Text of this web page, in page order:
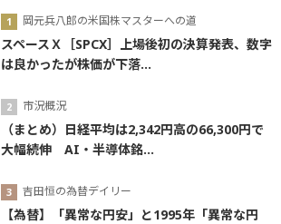
岡元兵八郎の米国株マスターへの道
スペースＸ［SPCX］上場後初の決算発表、数字
は良かったが株価が下落...
市況概況
（まとめ）日経平均は2,342円高の66,300円で
大幅続伸 AI・半導体銘...
吉田恒の為替デイリー
【為替】「異常な円安」と1995年「異常な円